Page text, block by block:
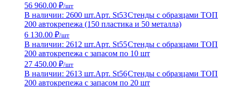
56 960.00 ₽/шт
В наличии: 2600 шт.Арт. St53Стенды с образцами ТОП
200 автокрепежа (150 пластика и 50 металла)
6 130.00 ₽/шт
В наличии: 2612 шт.Арт. St55Стенды с образцами ТОП
200 автокрепежа с запасом по 10 шт
27 450.00 ₽/шт
В наличии: 2613 шт.Арт. St56Стенды с образцами ТОП
200 автокрепежа с запасом по 20 шт